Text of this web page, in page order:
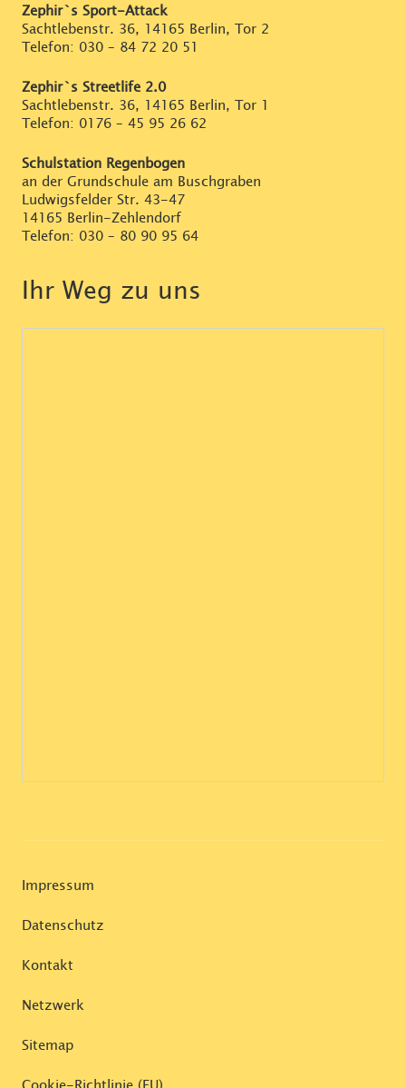
Zephir`s Sport-Attack
Sachtlebenstr. 36, 14165 Berlin, Tor 2
Telefon: 030 – 84 72 20 51
Zephir`s Streetlife 2.0
Sachtlebenstr. 36, 14165 Berlin, Tor 1
Telefon: 0176 – 45 95 26 62
Schulstation Regenbogen
an der Grundschule am Buschgraben
Ludwigsfelder Str. 43-47
14165 Berlin-Zehlendorf
Telefon: 030 – 80 90 95 64
Ihr Weg zu uns
Impressum
Datenschutz
Kontakt
Netzwerk
Sitemap